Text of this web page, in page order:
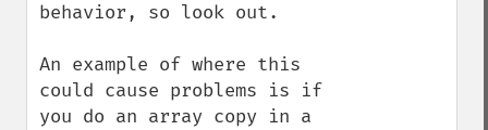
behavior, so look out.
An example of where this
could cause problems is if
you do an array copy in a